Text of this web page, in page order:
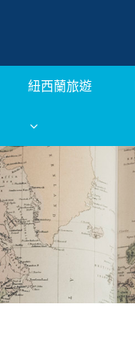
紐西蘭旅遊